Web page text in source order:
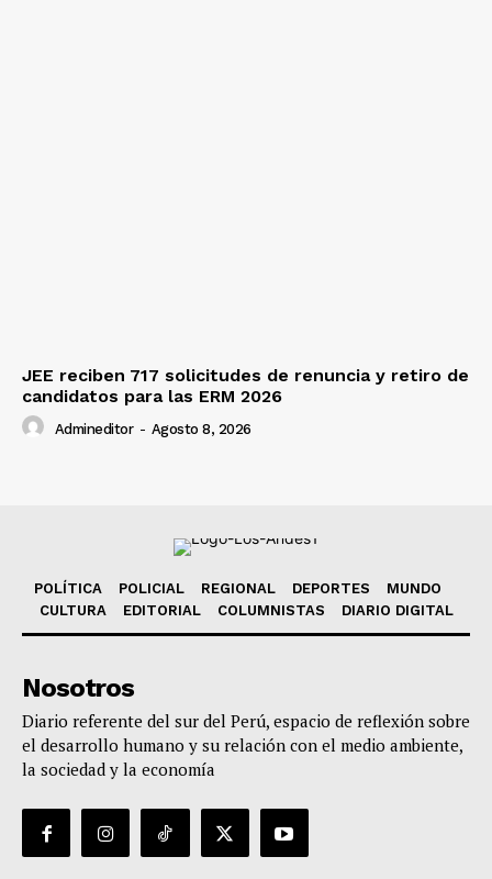
JEE reciben 717 solicitudes de renuncia y retiro de
candidatos para las ERM 2026
Admineditor - Agosto 8, 2026
POLÍTICA POLICIAL REGIONAL DEPORTES
MUNDO
CULTURA
EDITORIAL COLUMNISTAS DIARIO DIGITAL
Nosotros
Diario referente del sur del Perú, espacio de reflexión sobre
el desarrollo humano y su relación con el medio ambiente,
la sociedad y la economía